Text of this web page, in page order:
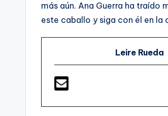
más aún. Ana Guerra ha traído
este caballo y siga con él en la
Leire Rueda